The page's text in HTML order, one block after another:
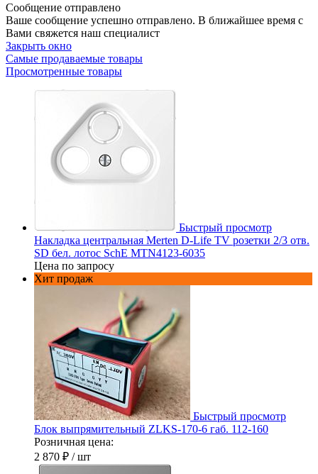
Сообщение отправлено
Ваше сообщение успешно отправлено. В ближайшее время с
Вами свяжется наш специалист
Закрыть окно
Самые продаваемые товары
Просмотренные товары
Быстрый просмотр
Накладка центральная Merten D-Life TV розетки 2/3 отв.
SD бел. лотос SchE MTN4123-6035
Цена по запросу
Хит продаж
Быстрый просмотр
Блок выпрямительный ZLKS-170-6 габ. 112-160
Розничная цена:
2 870 ₽ / шт